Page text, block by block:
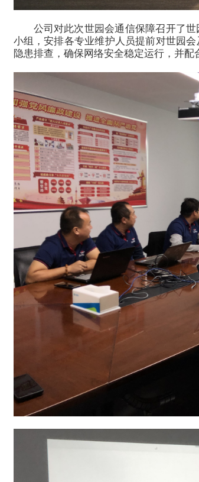
公司对此次世园会通信保障召开了
小组，安排各专业维护人员提前对世园
隐患排查，确保网络安全稳定运行，并配